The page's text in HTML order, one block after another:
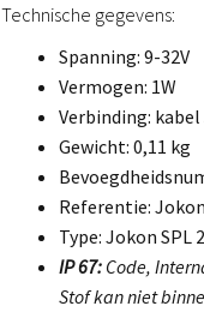
Technische gegevens:
Spanning: 9-32V
Vermogen: 1W
Verbinding: kabel
Gewicht: 0,11 kg
Referentie:
Type: Jokon SPL
IP 67: Code,
Stof kan niet